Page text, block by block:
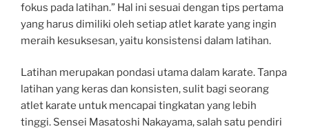
fokus pada latihan.” Hal ini sesuai dengan tips pertama
yang harus dimiliki oleh setiap atlet karate yang ingin
meraih kesuksesan, yaitu konsistensi dalam latihan.
Latihan merupakan pondasi utama dalam karate. Tanpa
latihan yang keras dan konsisten, sulit bagi seorang
atlet karate untuk mencapai tingkatan yang lebih
tinggi. Sensei Masatoshi Nakayama, salah satu pendiri